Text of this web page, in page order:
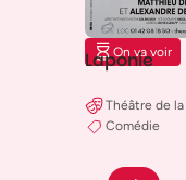
On va voir
Laponie
Théâtre de
Comédie